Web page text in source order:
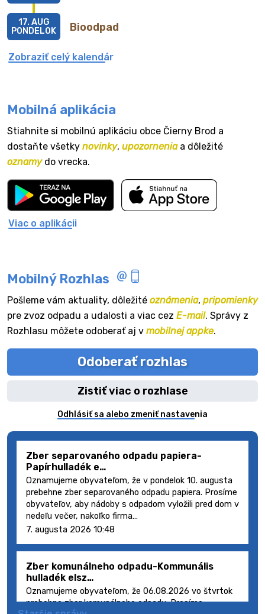
Bioodpad
17. AUG
PONDELOK
Zobraziť celý kalendár
Mobilná aplikácia
Stiahnite si mobilnú aplikáciu obce Čierny Brod a
dostaňte všetky novinky, upozorneniaa dôležité
oznamydo vrecka.
Viac o aplikácii
Mobilný Rozhlas
Pošleme vám aktuality, dôležité oznámenia, pripomienky
pre zvoz odpadu a udalosti a viac cez E-mail. Správy z
Rozhlasu môžete odoberať aj v mobilnej appke.
Odoberať rozhlas
Zistiť viac o rozhlase
Odhlásiť sa alebo zmeniť nastavenia
Zber separovaného odpadu papiera-
Papírhulladék e…
Oznamujeme obyvateľom, že v pondelok 10. augusta
prebehne zber separovaného odpadu papiera. Prosíme
obyvateľov, aby nádoby s odpadom vyložili pred dom v
nedeľu večer, nakoľko firma…
7. augusta 2026 10:48
Zber komunálneho odpadu-Kommunális
hulladék elsz…
Oznamujeme obyvateľom, že 06.08.2026 vo štvrtok
prebehne zber komunálneho odpadu. Prosíme